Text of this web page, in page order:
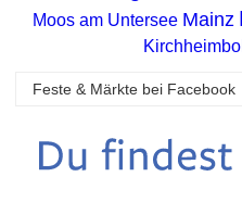
Moos am Untersee Mainz
Feste & Märkte bei Facebook